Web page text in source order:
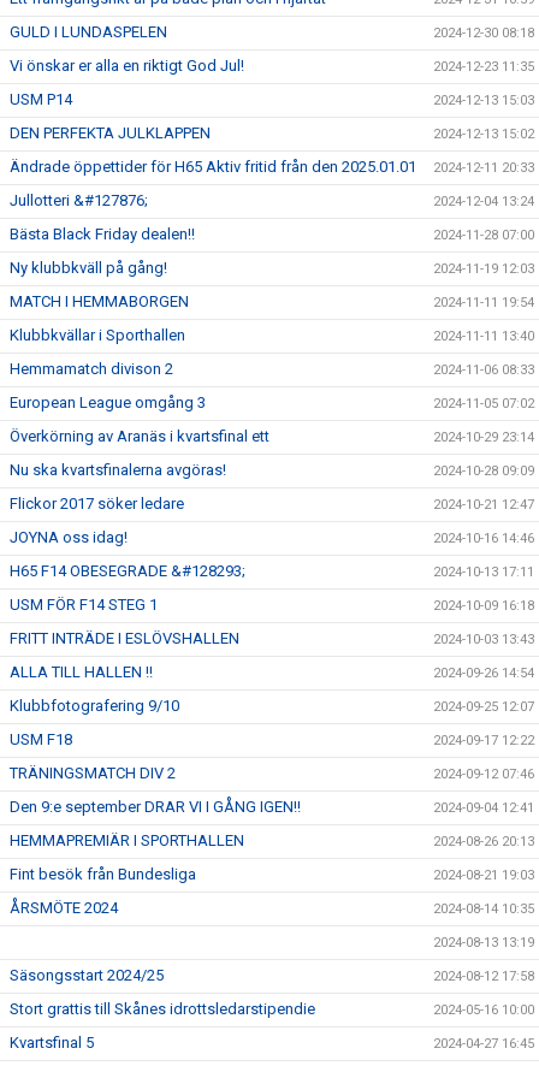
GULD I LUNDASPELEN 2024-12-30 08:18
Vi önskar er alla en riktigt God Jul! 2024-12-23 11:35
USM P14 2024-12-13 15:03
DEN PERFEKTA JULKLAPPEN 2024-12-13 15:02
Ändrade öppettider för H65 Aktiv fritid från den 2025.01.01 2024-12-11 20:33
Jullotteri &#127876; 2024-12-04 13:24
Bästa Black Friday dealen!! 2024-11-28 07:00
Ny klubbkväll på gång! 2024-11-19 12:03
MATCH I HEMMABORGEN 2024-11-11 19:54
Klubbkvällar i Sporthallen 2024-11-11 13:40
Hemmamatch divison 2 2024-11-06 08:33
European League omgång 3 2024-11-05 07:02
Överkörning av Aranäs i kvartsfinal ett 2024-10-29 23:14
Nu ska kvartsfinalerna avgöras! 2024-10-28 09:09
Flickor 2017 söker ledare 2024-10-21 12:47
JOYNA oss idag! 2024-10-16 14:46
H65 F14 OBESEGRADE &#128293; 2024-10-13 17:11
USM FÖR F14 STEG 1 2024-10-09 16:18
FRITT INTRÄDE I ESLÖVSHALLEN 2024-10-03 13:43
ALLA TILL HALLEN !! 2024-09-26 14:54
Klubbfotografering 9/10 2024-09-25 12:07
USM F18 2024-09-17 12:22
TRÄNINGSMATCH DIV 2 2024-09-12 07:46
Den 9:e september DRAR VI I GÅNG IGEN!! 2024-09-04 12:41
HEMMAPREMIÄR I SPORTHALLEN 2024-08-26 20:13
Fint besök från Bundesliga 2024-08-21 19:03
ÅRSMÖTE 2024 2024-08-14 10:35
2024-08-13 13:19
Säsongsstart 2024/25 2024-08-12 17:58
Stort grattis till Skånes idrottsledarstipendie 2024-05-16 10:00
Kvartsfinal 5 2024-04-27 16:45